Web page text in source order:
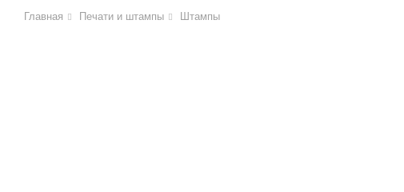
Главная Печати и штампы Штампы